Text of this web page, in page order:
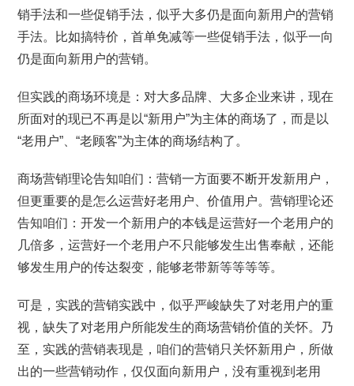
销手法和一些促销手法，似乎大多仍是面向新用户的营销
手法。比如搞特价，首单免减等一些促销手法，似乎一向
仍是面向新用户的营销。
但实践的商场环境是：对大多品牌、大多企业来讲，现在
所面对的现已不再是以“新用户”为主体的商场了，而是以
“老用户”、“老顾客”为主体的商场结构了。
商场营销理论告知咱们：营销一方面要不断开发新用户，
但更重要的是怎么运营好老用户、价值用户。营销理论还
告知咱们：开发一个新用户的本钱是运营好一个老用户的
几倍多，运营好一个老用户不只能够发生出售奉献，还能
够发生用户的传达裂变，能够老带新等等等等。
可是，实践的营销实践中，似乎严峻缺失了对老用户的重
视，缺失了对老用户所能发生的商场营销价值的关怀。乃
至，实践的营销表现是，咱们的营销只关怀新用户，所做
出的一些营销动作，仅仅面向新用户，没有重视到老用